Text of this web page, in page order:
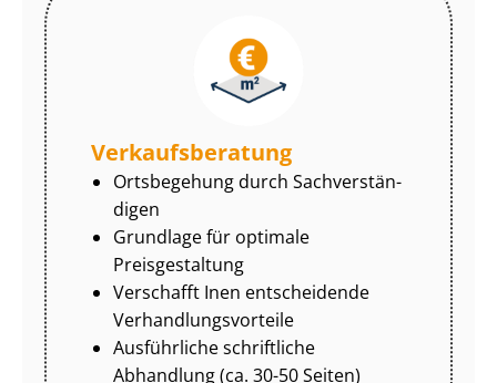
Ver­kaufs­be­ra­tung
Ortsbegehung durch Sach­ver­stän­
di­gen
Grundlage für optimale
Preisgestaltung
Verschafft Inen entscheidende
Ver­hand­lungs­vor­tei­le
Ausführliche schriftliche
Abhandlung (ca. 30-50 Seiten)